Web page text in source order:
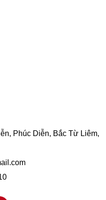
Phúc Diễn, Bắc Từ Liêm,